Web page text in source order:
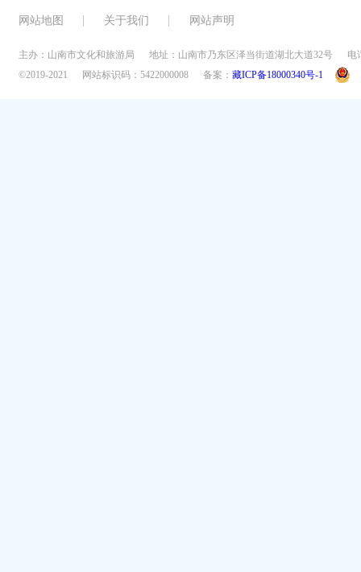
网站地图 关于我们 网站声明
主办：山南市文化和旅游局 地址：山南市乃东区泽当街道湖北大道32号
电
©2019-2021
网站标识码：5422000008 备案： 藏ICP备18000340号-1